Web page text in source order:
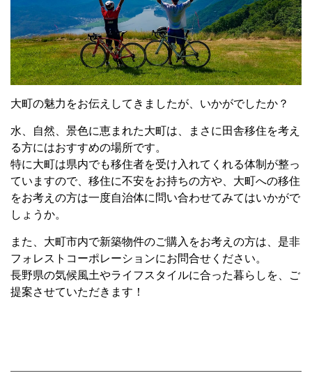
大町の魅力をお伝えしてきましたが、いかがでしたか？
水、自然、景色に恵まれた大町は、まさに田舎移住を考え
る方にはおすすめの場所です。
特に大町は県内でも移住者を受け入れてくれる体制が整っ
ていますので、移住に不安をお持ちの方や、大町への移住
をお考えの方は一度自治体に問い合わせてみてはいかがで
しょうか。
また、大町市内で新築物件のご購入をお考えの方は、是非
フォレストコーポレーションにお問合せください。
長野県の気候風土やライフスタイルに合った暮らしを、ご
提案させていただきます！